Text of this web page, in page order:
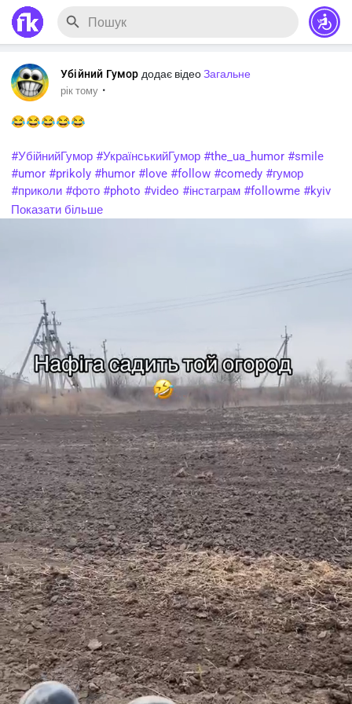
Убійний Гумор додає відеоЗагальне
рік тому ·
😂😂😂😂😂
#УбійнийГумор #УкраїнськийГумор #the_ua_humor #smile
#umor #prikoly #humor #love #follow #comedy #гумор
#приколи #фото #photo #video #інстаграм #followme #kyiv
#prank #happy #ukraine
Показати більше